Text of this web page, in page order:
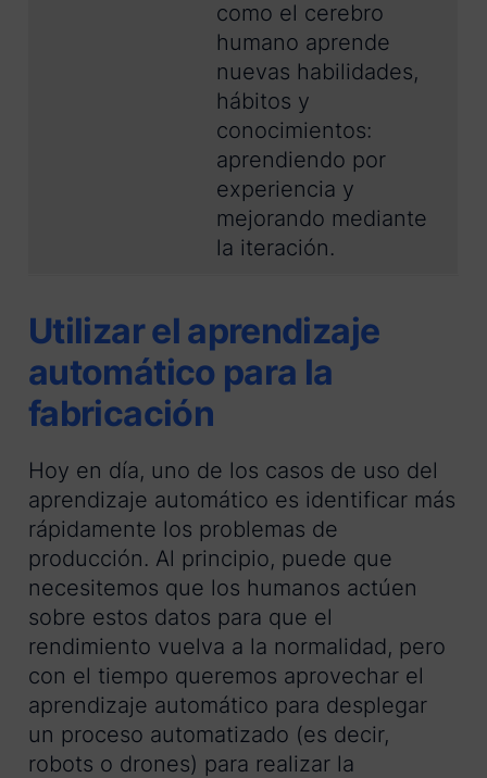
como el cerebro
humano aprende
nuevas habilidades,
hábitos y
conocimientos:
aprendiendo por
experiencia y
mejorando mediante
la iteración.
Utilizar el aprendizaje
automático para la
fabricación
Hoy en día, uno de los casos de uso del
aprendizaje automático es identificar más
rápidamente los problemas de
producción. Al principio, puede que
necesitemos que los humanos actúen
sobre estos datos para que el
rendimiento vuelva a la normalidad, pero
con el tiempo queremos aprovechar el
aprendizaje automático para desplegar
un proceso automatizado (es decir,
robots o drones) para realizar la